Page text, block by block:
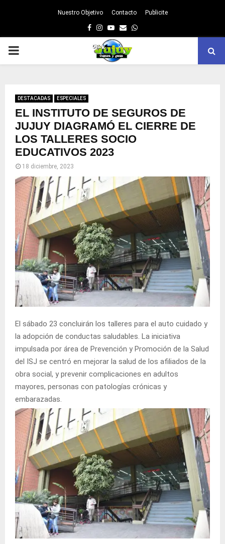
Nuestro Objetivo Contacto Publicite
Facebook
Instagram
Youtube
EmailWhatsapp
PRIMARY
DESTACADAS ESPECIALES
EL INSTITUTO DE SEGUROS DE
JUJUY DIAGRAMÓ EL CIERRE DE
LOS TALLERES SOCIO
EDUCATIVOS 2023
18 diciembre, 2023
El sábado 23 concluirán los talleres para el auto cuidado y
la adopción de conductas saludables. La iniciativa
impulsada por área de Prevención y Promoción de la Salud
del ISJ se centró en mejorar la salud de los afiliados de la
obra social, y prevenir complicaciones en adultos
mayores, personas con patologías crónicas y
embarazadas.